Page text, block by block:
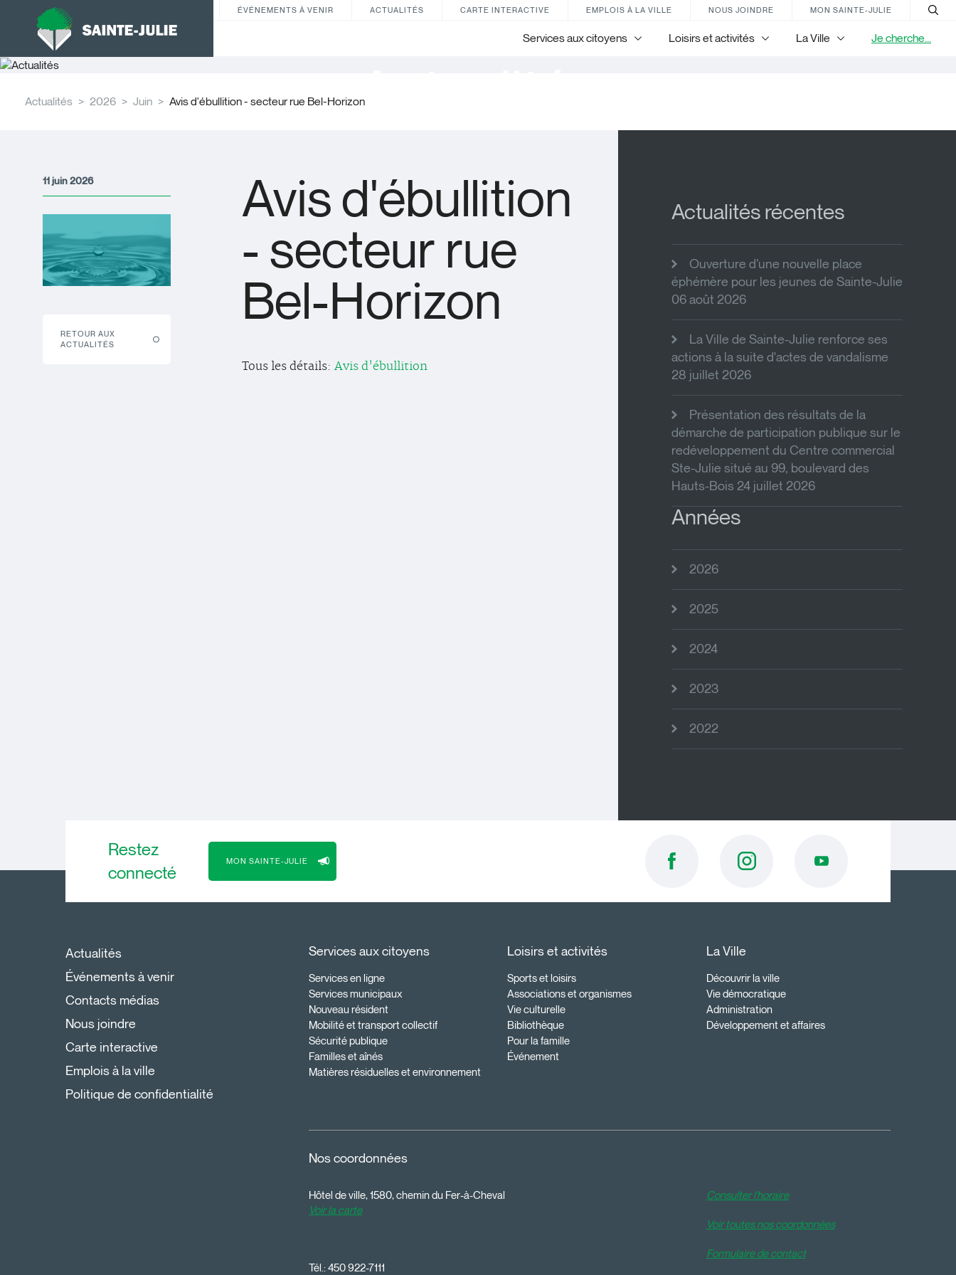
ÉVÉNEMENTS À VENIR ACTUALITÉS CARTE INTERACTIVE EMPLOIS À LA VILLE NOUS JOINDRE MON SAINTE-JULIE
Services aux citoyens Loisirs et activités La Ville Je cherche...
Actualités
Actualités 2026 Juin Avis d'ébullition - secteur rue Bel-Horizon
11 juin 2026
RETOUR AUX
ACTUALITÉS
Avis d'ébullition
- secteur rue
Bel-Horizon
Tous les détails: Avis d'ébullition
Actualités récentes
Ouverture d’une nouvelle place
éphémère pour les jeunes de Sainte-Julie
06 août 2026
La Ville de Sainte-Julie renforce ses
actions à la suite d'actes de vandalisme
28 juillet 2026
Présentation des résultats de la
démarche de participation publique sur le
redéveloppement du Centre commercial
Ste-Julie situé au 99, boulevard des
Hauts-Bois 24 juillet 2026
Années
2026
2025
2024
2023
2022
Restez
connecté
MON SAINTE-JULIE
Actualités
Événements à venir
Contacts médias
Nous joindre
Carte interactive
Emplois à la ville
Politique de confidentialité
Services aux citoyens
Services en ligne
Services municipaux
Nouveau résident
Mobilité et transport collectif
Sécurité publique
Familles et aînés
Matières résiduelles et environnement
Loisirs et activités
Sports et loisirs
Associations et organismes
Vie culturelle
Bibliothèque
Pour la famille
Événement
La Ville
Découvrir la ville
Vie démocratique
Administration
Développement et affaires
Nos coordonnées
Hôtel de ville, 1580, chemin du Fer-à-Cheval
Voir la carte
Tél.:450 922-7111
Consulter l'horaire
Voir toutes nos coordonnées
Formulaire de contact